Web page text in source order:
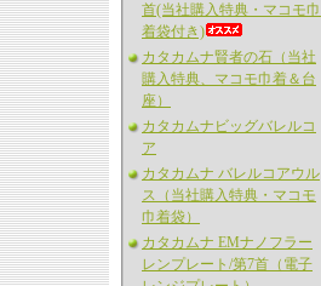
首(当社購入特典・マコモ巾
着袋付き)
カタカムナ賢者の石（当社
購入特典、マコモ巾着＆台
座）
カタカムナビッグバレルコ
ア
カタカムナ バレルコアウル
ス（当社購入特典・マコモ
巾着袋）
カタカムナ EMナノフラー
レンプレート/第7首（電子